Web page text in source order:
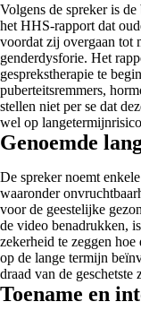
Volgens de spreker is
het HHS-rapport dat
voordat zij overgaan tot
genderdysforie. Het
gesprekstherapie te
puberteitsremmers,
stellen niet per se dat
wel op
Genoemde
De spreker noemt
waaronder
voor de geestelijke
de video benadrukken,
zekerheid te zeggen
op de lange termijn
draad van de geschetste
Toename en